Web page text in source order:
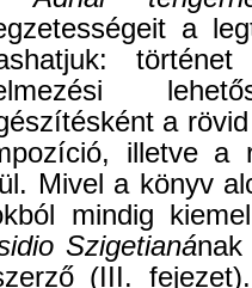
a
a
illetve a
Mivel a könyv
mindig
Szigetianának
(III.